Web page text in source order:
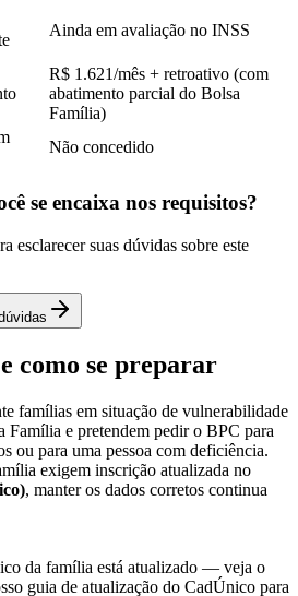
Ainda em avaliação no INSS
R$ 1.621/mês + retroativo (com
abatimento parcial do Bolsa
Família)
Não concedido
se encaixa nos requisitos?
esclarecer suas dúvidas sobre este
como se preparar
famílias em situação de vulnerabilidade
Família e pretendem pedir o BPC para
ou para uma pessoa com deficiência.
exigem inscrição atualizada no
, manter os dados corretos continua
da família está atualizado — veja o
guia de atualização do CadÚnico para